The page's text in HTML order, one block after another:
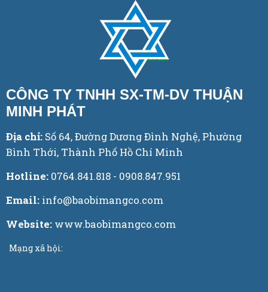
CÔNG TY TNHH SX-TM-DV THUẬN
MINH PHÁT
Địa chỉ: Số 64, Đường Dương Đình Nghệ, Phường
Bình Thới, Thành Phố Hồ Chí Minh
Hotline: 0764.841.818 - 0908.847.951
Email: info@baobimangco.com
Website: www.baobimangco.com
Mạng xã hội: